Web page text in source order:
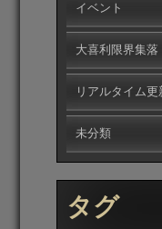
イベント
大喜利限界集落
リアルタイム更
未分類
タグ